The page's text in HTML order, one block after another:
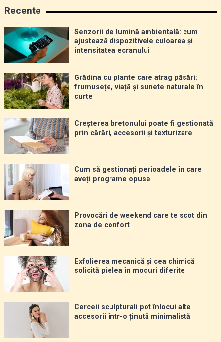
Recente
Senzorii de lumină ambientală: cum
ajustează dispozitivele culoarea și
intensitatea ecranului
Grădina cu plante care atrag păsări:
frumusețe, viață și sunete naturale în
curte
Creșterea bretonului poate fi gestionată
prin cărări, accesorii și texturizare
Cum să gestionați perioadele în care
aveți programe opuse
Provocări de weekend care te scot din
zona de confort
Exfolierea mecanică și cea chimică
solicită pielea în moduri diferite
Cerceii sculpturali pot înlocui alte
accesorii într-o ținută minimalistă